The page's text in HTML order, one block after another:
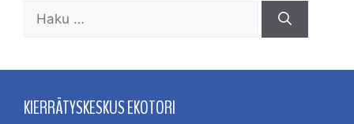
Haku:
KIERRÄTYSKESKUS EKOTORI